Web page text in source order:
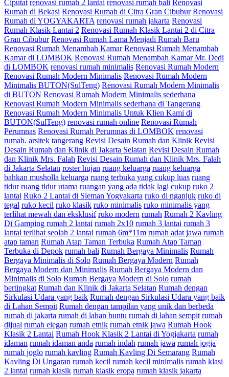
Ciputat renovasi rumah 2 lantai renovasi rumah bali Renovasi
Rumah di Bekasi Renovasi Rumah di Citra Gran Cibubur Renovasi
Rumah di YOGYAKARTA renovasi rumah jakarta Renovasi
Rumah Klasik Lantai 2 Renovasi Rumah Klasik Lantai 2 di Citra
Gran Cibubur Renovasi Rumah Lama Menjadi Rumah Baru
Renovasi Rumah Menambah Kamar Renovasi Rumah Menambah
Kamar di LOMBOK Renovasi Rumah Menambah Kamar Mr. Dedi
di LOMBOK renovasi rumah minimalis Renovasi Rumah Modern
Renovasi Rumah Modern Minimalis Renovasi Rumah Modern
Minimalis BUTON(SulTeng) Renovasi Rumah Modern Minimalis
di BUTON Renovasi Rumah Modern Minimalis sederhana
Renovasi Rumah Modern Minimalis sederhana di Tangerang
Renovasi Rumah Modern Minimalis Untuk Klien Kami di
BUTON(SulTeng) renovasi rumah online Renovasi Rumah
Perumnas Renovasi Rumah Perumnas di LOMBOK renovasi
rumah. arsitek tangerang Revisi Desain Rumah dan Klinik Revisi
Desain Rumah dan Klinik di Jakarta Selatan Revisi Desain Rumah
dan Klinik Mrs. Falah Revisi Desain Rumah dan Klinik Mrs. Falah
di Jakarta Selatan roster hujan ruang keluarga ruang keluarga
bahkan musholla keluarga ruang terbuka yang cukup luas ruang
tidur ruang tidur utama ruangan yang ada tidak lagi cukup ruko 2
lantai Ruko 2 Lantai di Sleman Yogyakarta ruko di nganjuk ruko di
tegal ruko kecil ruko klasik ruko minimalis ruko minimalis yang
terlihat mewah dan eksklusif ruko modern rumah Rumah 2 Kavling
Di Gamping rumah 2 lantai rumah 2x10 rumah 3 lantai rumah 3
lantai terlihat seolah 2 lantai rumah 6m*11m rumah adat jawa rumah
atap taman Rumah Atap Taman Terbuka Rumah Atap Taman
Terbuka di Depok rumah bali Rumah Bergaya Minimalis Rumah
Bergaya Minimalis di Solo Rumah Bergaya Modern Rumah
Bergaya Modern dan Minimalis Rumah Bergaya Modern dan
Minimalis di Solo Rumah Bergaya Modern di Solo rumah
bertingkat Rumah dan Klinik di Jakarta Selatan Rumah dengan
Sirkulasi Udara yang baik Rumah dengan Sirkulasi Udara yang baik
di Lahan Sempit Rumah dengan tampilan yang unik dan berbeda
rumah di jakarta rumah di lahan buntu rumah di lahan sempit rumah
dijual rumah elegan rumah etnik rumah etnik jawa Rumah Hook
Klasik 2 Lantai Rumah Hook Klasik 2 Lantai di Yogjakarta rumah
idaman rumah idaman anda rumah indah rumah jawa rumah jogja
rumah joglo rumah kavling Rumah Kavling Di Semarang Rumah
Kavling Di Ungaran rumah kecil rumah kecil minimalis rumah klasi
2 lantai rumah klasik rumah klasik eropa rumah klasik jakarta